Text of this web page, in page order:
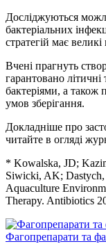
Досліджуються
бактеріальних
стратегій має
Вчені прагнуть
гарантовано
бактеріями, а також
умов зберігання.
Докладніше про
читайте в огляді
* Kowalska, JD;
Siwicki, AK;
Aquaculture
Therapy. Antibiotics
Фагопрепарати та